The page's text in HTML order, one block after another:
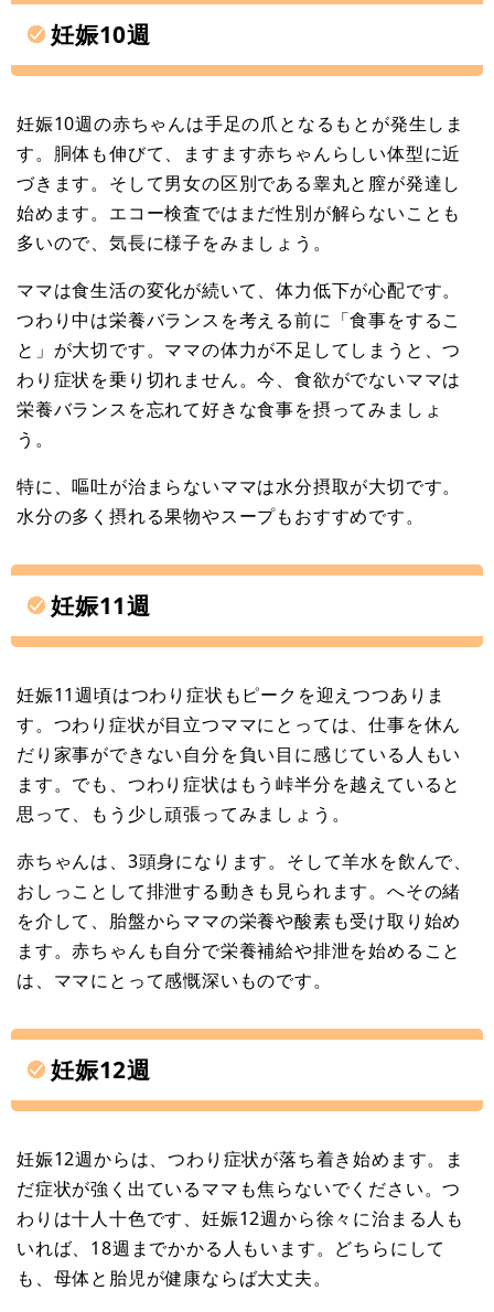
妊娠10週
妊娠10週の赤ちゃんは手足の爪となるもとが発生しま
す。胴体も伸びて、ますます赤ちゃんらしい体型に近
づきます。そして男女の区別である睾丸と膣が発達し
始めます。エコー検査ではまだ性別が解らないことも
多いので、気長に様子をみましょう。
ママは食生活の変化が続いて、体力低下が心配です。
つわり中は栄養バランスを考える前に「食事をするこ
と」が大切です。ママの体力が不足してしまうと、つ
わり症状を乗り切れません。今、食欲がでないママは
栄養バランスを忘れて好きな食事を摂ってみましょ
う。
特に、嘔吐が治まらないママは水分摂取が大切です。
水分の多く摂れる果物やスープもおすすめです。
妊娠11週
妊娠11週頃はつわり症状もピークを迎えつつありま
す。つわり症状が目立つママにとっては、仕事を休ん
だり家事ができない自分を負い目に感じている人もい
ます。でも、つわり症状はもう峠半分を越えていると
思って、もう少し頑張ってみましょう。
赤ちゃんは、3頭身になります。そして羊水を飲んで、
おしっことして排泄する動きも見られます。へその緒
を介して、胎盤からママの栄養や酸素も受け取り始め
ます。赤ちゃんも自分で栄養補給や排泄を始めること
は、ママにとって感慨深いものです。
妊娠12週
妊娠12週からは、つわり症状が落ち着き始めます。ま
だ症状が強く出ているママも焦らないでください。つ
わりは十人十色です、妊娠12週から徐々に治まる人も
いれば、18週までかかる人もいます。どちらにして
も、母体と胎児が健康ならば大丈夫。